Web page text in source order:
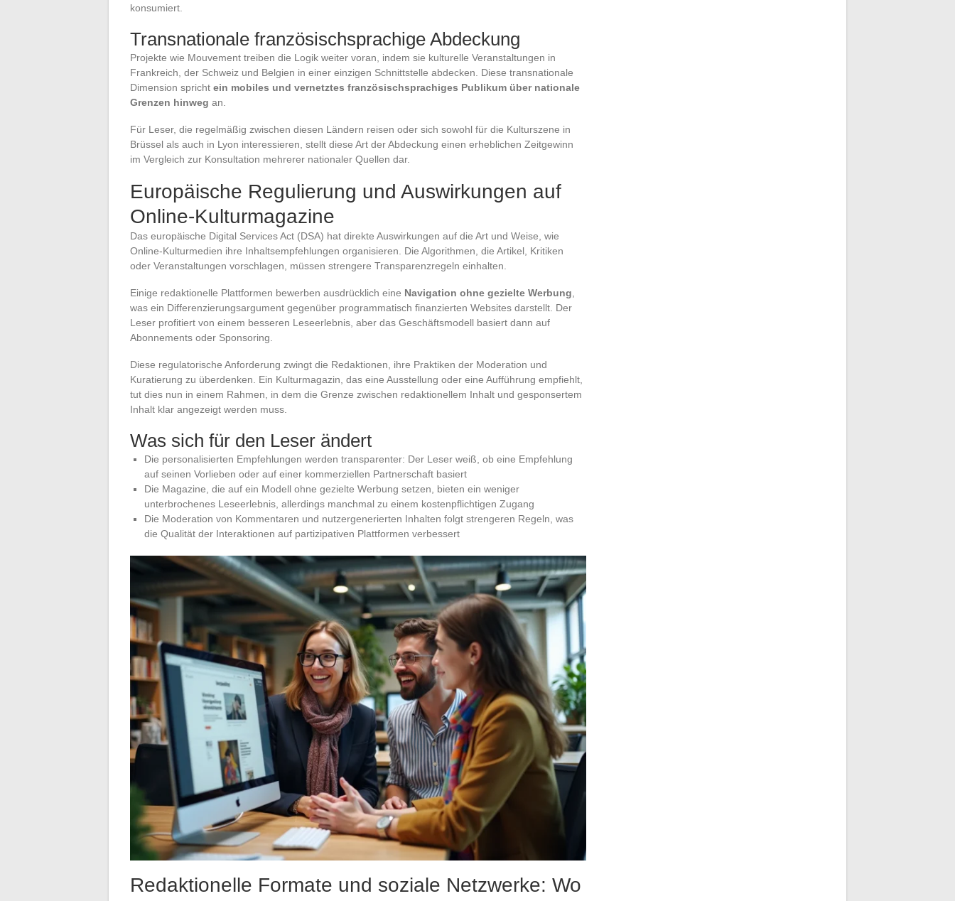
konsumiert.
Transnationale französischsprachige Abdeckung
Projekte wie Mouvement treiben die Logik weiter voran, indem sie kulturelle Veranstaltungen in
Frankreich, der Schweiz und Belgien in einer einzigen Schnittstelle abdecken. Diese transnationale
Dimension spricht ein mobiles und vernetztes französischsprachiges Publikum über nationale
Grenzen hinweg an.
Für Leser, die regelmäßig zwischen diesen Ländern reisen oder sich sowohl für die Kulturszene in
Brüssel als auch in Lyon interessieren, stellt diese Art der Abdeckung einen erheblichen Zeitgewinn
im Vergleich zur Konsultation mehrerer nationaler Quellen dar.
Europäische Regulierung und Auswirkungen auf
Online-Kulturmagazine
Das europäische Digital Services Act (DSA) hat direkte Auswirkungen auf die Art und Weise, wie
Online-Kulturmedien ihre Inhaltsempfehlungen organisieren. Die Algorithmen, die Artikel, Kritiken
oder Veranstaltungen vorschlagen, müssen strengere Transparenzregeln einhalten.
Einige redaktionelle Plattformen bewerben ausdrücklich eine Navigation ohne gezielte Werbung,
was ein Differenzierungsargument gegenüber programmatisch finanzierten Websites darstellt. Der
Leser profitiert von einem besseren Leseerlebnis, aber das Geschäftsmodell basiert dann auf
Abonnements oder Sponsoring.
Diese regulatorische Anforderung zwingt die Redaktionen, ihre Praktiken der Moderation und
Kuratierung zu überdenken. Ein Kulturmagazin, das eine Ausstellung oder eine Aufführung empfiehlt,
tut dies nun in einem Rahmen, in dem die Grenze zwischen redaktionellem Inhalt und gesponsertem
Inhalt klar angezeigt werden muss.
Was sich für den Leser ändert
Die personalisierten Empfehlungen werden transparenter: Der Leser weiß, ob eine Empfehlung
auf seinen Vorlieben oder auf einer kommerziellen Partnerschaft basiert
Die Magazine, die auf ein Modell ohne gezielte Werbung setzen, bieten ein weniger
unterbrochenes Leseerlebnis, allerdings manchmal zu einem kostenpflichtigen Zugang
Die Moderation von Kommentaren und nutzergenerierten Inhalten folgt strengeren Regeln, was
die Qualität der Interaktionen auf partizipativen Plattformen verbessert
Redaktionelle Formate und soziale Netzwerke: Wo